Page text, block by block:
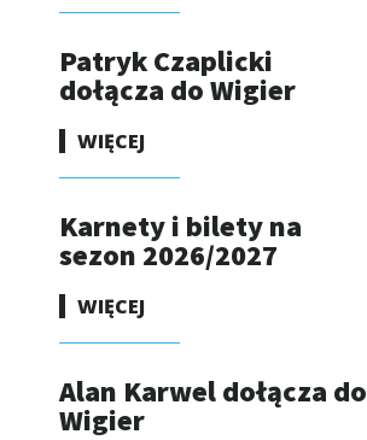
Patryk Czaplicki
dołącza do Wigier
WIĘCEJ
Karnety i bilety na
sezon 2026/2027
WIĘCEJ
Alan Karwel dołącza do
Wigier